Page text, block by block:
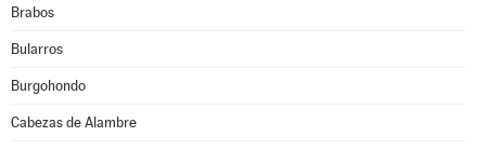
Brabos
Bularros
Burgohondo
Cabezas de Alambre